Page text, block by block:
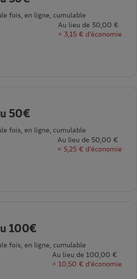
fois, en ligne, cumulable
Au lieu de 30,00 €
= 3,15 € d’économie
pour E-carte cadeau 30€
50€
fois, en ligne, cumulable
Au lieu de 50,00 €
= 5,25 € d’économie
pour E-carte cadeau 50€
100€
fois, en ligne, cumulable
Au lieu de 100,00 €
= 10,50 € d’économie